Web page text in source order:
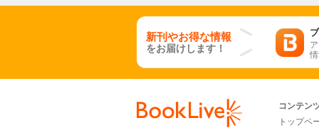
新刊やお得な情報
をお届けします！
コンテン
トップペ